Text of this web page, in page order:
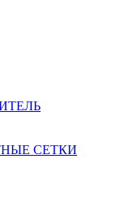
СЕТКИ